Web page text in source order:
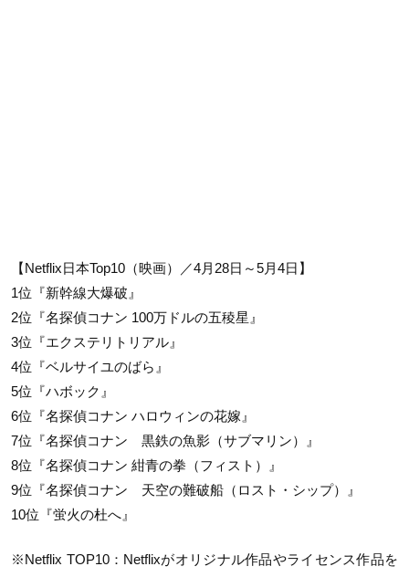
【Netflix日本Top10（映画）／4月28日～5月4日】
1位『新幹線大爆破』
2位『名探偵コナン 100万ドルの五稜星』
3位『エクステリトリアル』
4位『ベルサイユのばら』
5位『ハボック』
6位『名探偵コナン ハロウィンの花嫁』
7位『名探偵コナン 黒鉄の魚影（サブマリン）』
8位『名探偵コナン 紺青の拳（フィスト）』
9位『名探偵コナン 天空の難破船（ロスト・シップ）』
10位『蛍火の杜へ』
※Netflix TOP10：Netflixがオリジナル作品やライセンス作品を